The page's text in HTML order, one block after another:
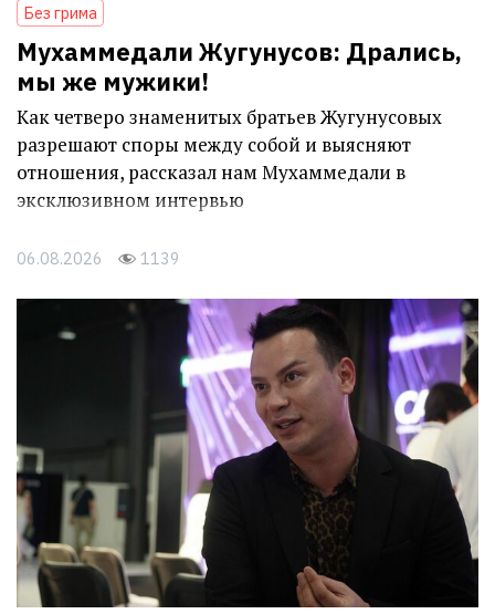
Без грима
Мухаммедали Жугунусов: Дрались,
мы же мужики!
Как четверо знаменитых братьев Жугунусовых
разрешают споры между собой и выясняют
отношения, рассказал нам Мухаммедали в
эксклюзивном интервью
06.08.2026 1139